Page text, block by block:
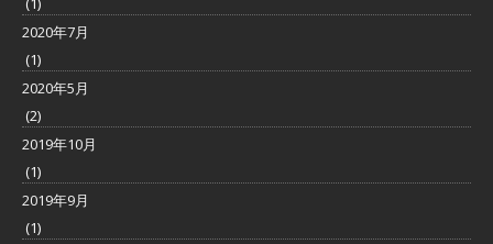
2020年7月
(1)
2020年5月
(2)
2019年10月
(1)
2019年9月
(1)